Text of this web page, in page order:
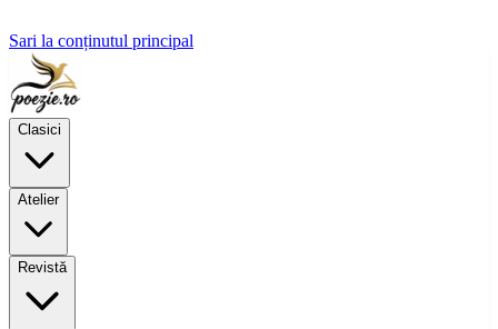
Sari la conținutul principal
Clasici
Atelier
Revistă